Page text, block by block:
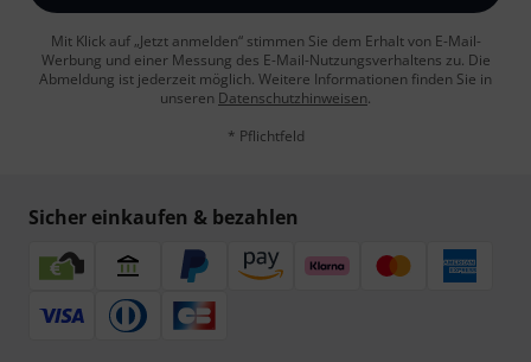
Mit Klick auf „Jetzt anmelden“ stimmen Sie dem Erhalt von E-Mail-
Werbung und einer Messung des E-Mail-Nutzungsverhaltens zu. Die
Abmeldung ist jederzeit möglich. Weitere Informationen finden Sie in
unseren Datenschutzhinweisen.
* Pflichtfeld
Sicher einkaufen & bezahlen